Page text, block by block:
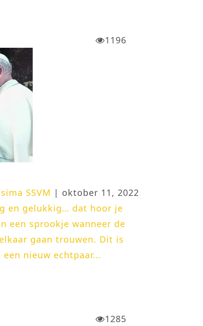
1196
SSVM | oktober 11, 2022
en gelukkig… dat hoor je
een sprookje wanneer de
gaan trouwen. Dit is
nieuw echtpaar...
1285